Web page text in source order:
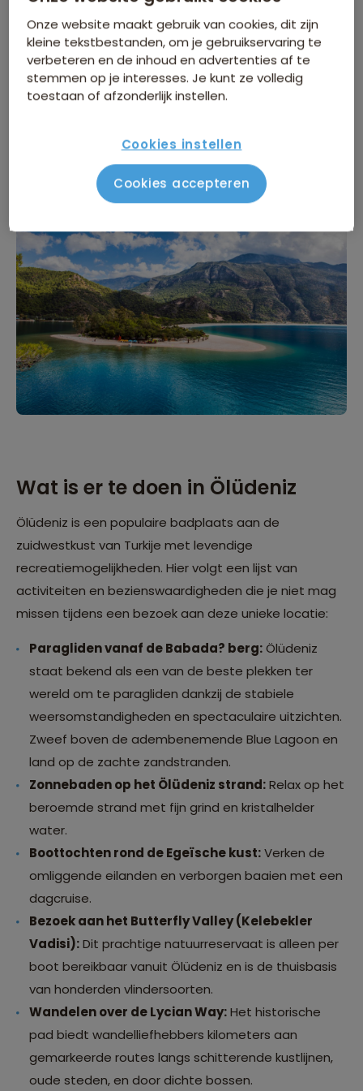
onverminderd erkend werden. In latere eeuwen, tijdens
de Ottomaanse periode, bleef het gebied belangrijk
als handelsroute, hoewel het nooit een
grootstedelijke status heeft bereikt. Vandaag de dag
is Ölüdeniz een geliefde toeristische bestemming,
lagune, maar de echo's van het verleden blijven
voelbaar in het culturele landschap.
Wat is er te doen in Ölüdeniz
Ölüdeniz is een populaire badplaats aan de
zuidwestkust van Turkije met levendige
recreatiemogelijkheden. Hier volgt een lijst van
activiteiten en bezienswaardigheden die je niet mag
missen tijdens een bezoek aan deze unieke locatie:
Paragliden vanaf de Babada? berg:Ölüdeniz
staat bekend als een van de beste plekken ter
wereld om te paragliden dankzij de stabiele
weersomstandigheden en spectaculaire uitzichten.
Zweef boven de adembenemende Blue Lagoon en
land op de zachte zandstranden.
Zonnebaden op het Ölüdeniz strand:Relax op het
beroemde strand met fijn grind en kristalhelder
water.
Boottochten rond de Egeïsche kust:Verken de
omliggende eilanden en verborgen baaien met een
dagcruise.
Bezoek aan het Butterfly Valley (Kelebekler
Vadisi):Dit prachtige natuurreservaat is alleen per
boot bereikbaar vanuit Ölüdeniz en is de thuisbasis
van honderden vlindersoorten.
Wandelen over de Lycian Way:Het historische
pad biedt wandelliefhebbers kilometers aan
gemarkeerde routes langs schitterende kustlijnen,
oude steden, en door dichte bossen.
Onze website maakt gebruik van cookies, dit zijn
kleine tekstbestanden, om je gebruikservaring te
verbeteren en de inhoud en advertenties af te
stemmen op je interesses. Je kunt ze volledig
toestaan of afzonderlijk instellen.
Cookies instellen
Cookies accepteren